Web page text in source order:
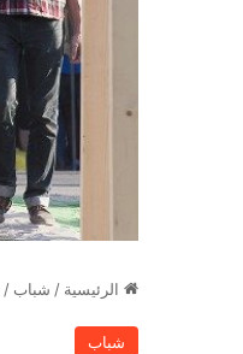
الرئيسية / شباب /
شباب